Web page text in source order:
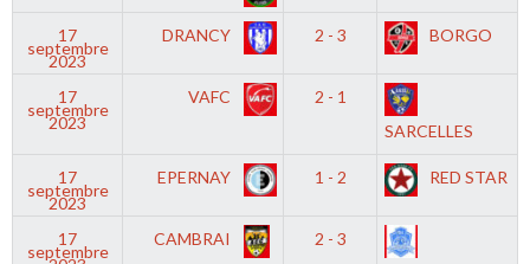
17
septembre
2023
DRANCY 2 - 3 BORGO
17
septembre
2023
VAFC
2 - 1
SARCELLES
17
septembre
2023
EPERNAY 1 - 2 RED STAR
17
septembre
CAMBRAI
2 - 3